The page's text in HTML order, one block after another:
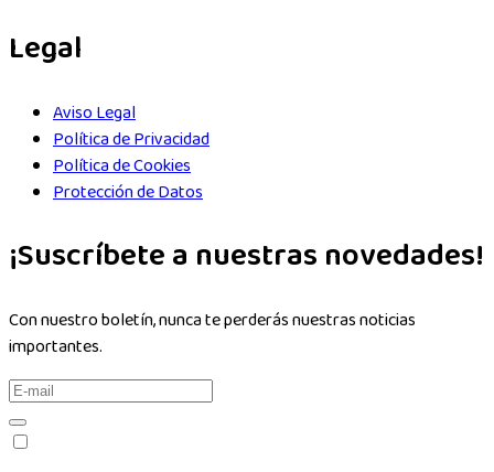
Legal
Aviso Legal
Política de Privacidad
Política de Cookies
Protección de Datos
¡Suscríbete a nuestras novedades!
Con nuestro boletín, nunca te perderás nuestras noticias
importantes.